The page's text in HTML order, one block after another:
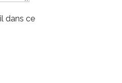
dans ce